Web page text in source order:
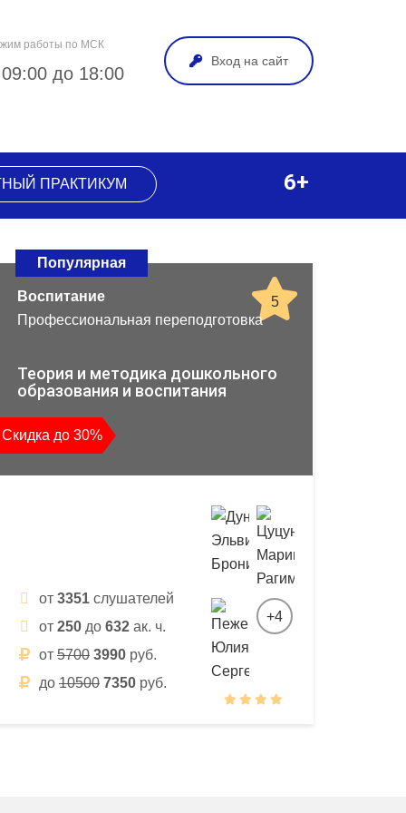
работы по МСК
до 18:00
Вход на сайт
ПРАКТИКУМ 6+
Популярная
5
Воспитание
Профессиональная переподготовка
Теория и методика дошкольного
образования и воспитания
Скидка до 30%
от 3351 слушателей
от 250 до 632 ак. ч.
от 5700 3990 руб.
до 10500 7350 руб.
+4